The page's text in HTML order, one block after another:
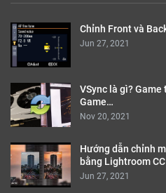
Chỉnh Front và
Jun 27, 2021
VSync là gì?
Game…
Nov 20, 2021
Hướng dẫn chỉnh
bằng Lightroom CC
Jun 27, 2021